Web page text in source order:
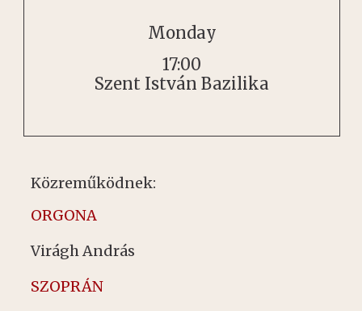
Monday
17:00
Szent István Bazilika
Közreműködnek:
ORGONA
Virágh András
SZOPRÁN